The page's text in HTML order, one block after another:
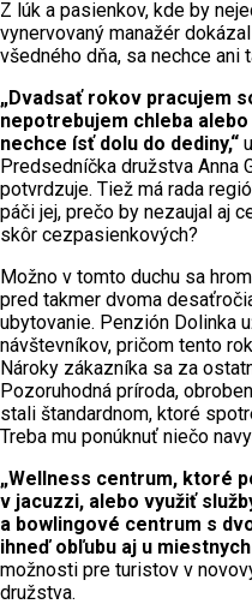
Z lúk a pasienkov, kde by
vynervovaný manažér
všedného dňa, sa nechce ani
„Dvadsať rokov pracujem
nepotrebujem chleba
nechce ísť dolu do dediny,“
Predsedníčka družstva Anna
potvrdzuje. Tiež má rada
páči jej, prečo by nezaujal aj
skôr cezpasienkových?
Možno v tomto duchu sa
pred takmer dvoma
ubytovanie. Penzión Dolinka
návštevníkov, pričom tento
Nároky zákazníka sa za
Pozoruhodná príroda,
stali štandardnom, ktoré
Treba mu ponúknuť niečo
„Wellness centrum, ktoré
v jacuzzi, alebo využiť
a bowlingové centrum s
ihneď obľubu aj u
možnosti pre turistov v
družstva.